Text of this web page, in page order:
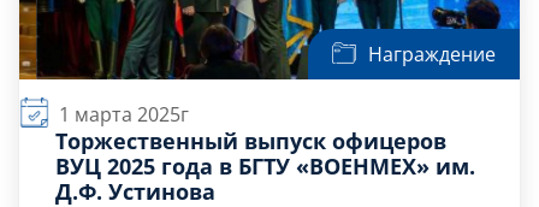
Награждение
1 марта 2025г
Торжественный выпуск офицеров
ВУЦ 2025 года в БГТУ «ВОЕНМЕХ» им.
Д.Ф. Устинова